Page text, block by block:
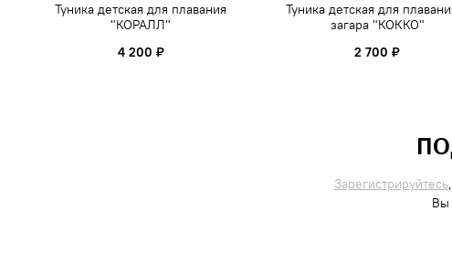
Туника детская для плавания
"КОРАЛЛ"
4 200 ₽
Туника детская для
загара "КОККО"
2 700 ₽
Зарегистрируйтесь
Вы